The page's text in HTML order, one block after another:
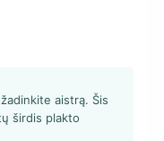
aistrą. Šis
širdis plakto